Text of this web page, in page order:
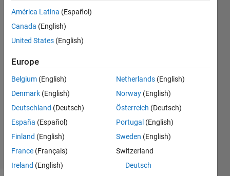
misawa
8 Sep
2
Answers
Answer
Accepted
Updated
13 Sep
2021
13 Views
(30 days)
América Latina (Español)
Canada (English)
United States (English)
Europe
Belgium (English)
Denmark (English)
Deutschland (Deutsch)
España (Español)
Finland (English)
France (Français)
Ireland (English)
Netherlands (English)
Norway (English)
Österreich (Deutsch)
Portugal (English)
Sweden (English)
Switzerland
Deutsch